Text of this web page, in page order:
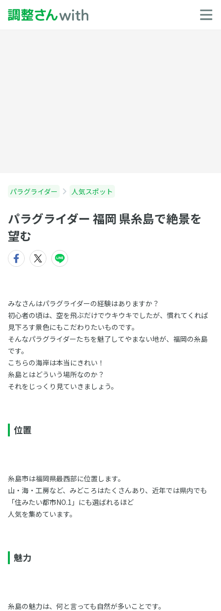
パラグライダー 人気スポット
パラグライダー 福岡 県糸島で絶景を
望む
みなさんはパラグライダーの経験はありますか？
初心者の頃は、空を飛ぶだけでウキウキでしたが、慣れてくれば
見下ろす景色にもこだわりたいものです。
そんなパラグライダーたちを魅了してやまない地が、福岡の糸島
です。
こちらの海岸は本当にきれい！
糸島とはどういう場所なのか？
それをじっくり見ていきましょう。
位置
糸島市は福岡県最西部に位置します。
山・海・工房など、みどころはたくさんあり、近年では県内でも
「住みたい都市NO.1」にも選ばれるほど
人気を集めています。
魅力
糸島の魅力は、何と言っても自然が多いことです。